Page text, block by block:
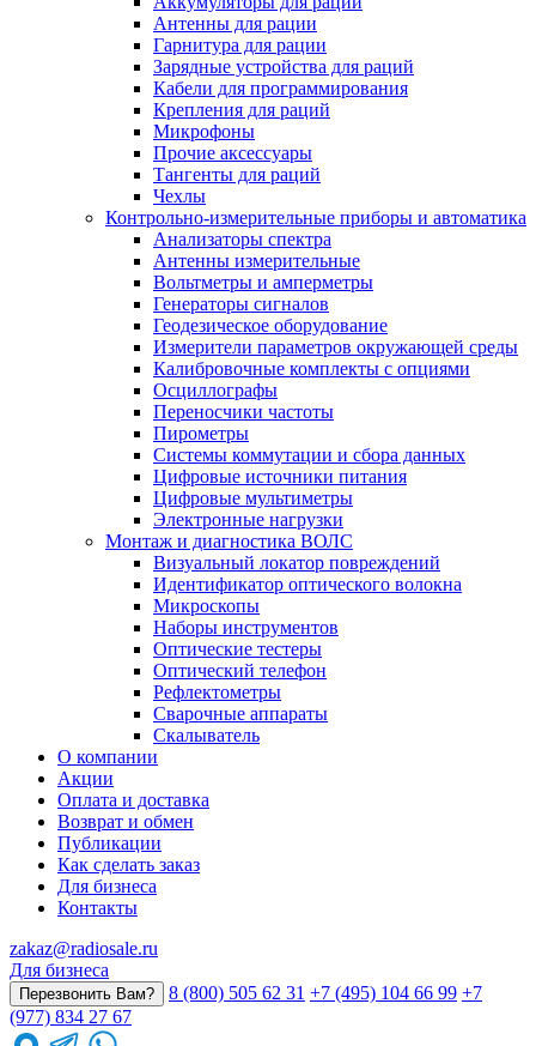
Антенны для рации
Гарнитура для рации
Зарядные устройства для раций
Кабели для программирования
Крепления для раций
Микрофоны
Прочие аксессуары
Тангенты для раций
Чехлы
Контрольно-измерительные приборы и автоматика
Анализаторы спектра
Антенны измерительные
Вольтметры и амперметры
Генераторы сигналов
Геодезическое оборудование
Измерители параметров окружающей среды
Калибровочные комплекты с опциями
Осциллографы
Переносчики частоты
Пирометры
Системы коммутации и сбора данных
Цифровые источники питания
Цифровые мультиметры
Электронные нагрузки
Монтаж и диагностика ВОЛС
Визуальный локатор повреждений
Идентификатор оптического волокна
Микроскопы
Наборы инструментов
Оптические тестеры
Оптический телефон
Рефлектометры
Сварочные аппараты
Скалыватель
О компании
Акции
Оплата и доставка
Возврат и обмен
Публикации
Как сделать заказ
Для бизнеса
Контакты
zakaz@radiosale.ru
Для бизнеса
Перезвонить Вам? 8 (800) 505 62 31 +7 (495) 104 66 99 +7
(977) 834 27 67